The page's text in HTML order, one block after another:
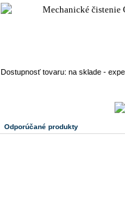
Dostupnosť tovaru: na sklade -
Odporúčané produkty